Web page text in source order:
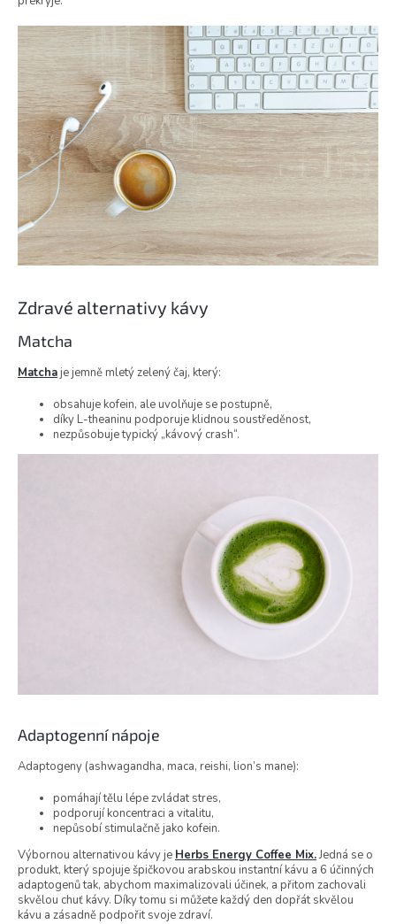
Zdravé alternativy kávy
Matcha
Matcha je jemně mletý zelený čaj, který:
obsahuje kofein, ale uvolňuje se postupně,
díky L-theaninu podporuje klidnou soustředěnost,
nezpůsobuje typický „kávový crash“.
Adaptogenní nápoje
Adaptogeny (ashwagandha, maca, reishi, lion’s mane):
pomáhají tělu lépe zvládat stres,
podporují koncentraci a vitalitu,
nepůsobí stimulačně jako kofein.
Výbornou alternativou kávy je Herbs Energy Coffee Mix.Jedná se o
produkt, který spojuje špičkovou arabskou instantní kávu a 6 účinných
adaptogenů tak, abychom maximalizovali účinek, a přitom zachovali
skvělou chuť kávy. Díky tomu si můžete každý den dopřát skvělou
kávu a zásadně podpořit svoje zdraví.